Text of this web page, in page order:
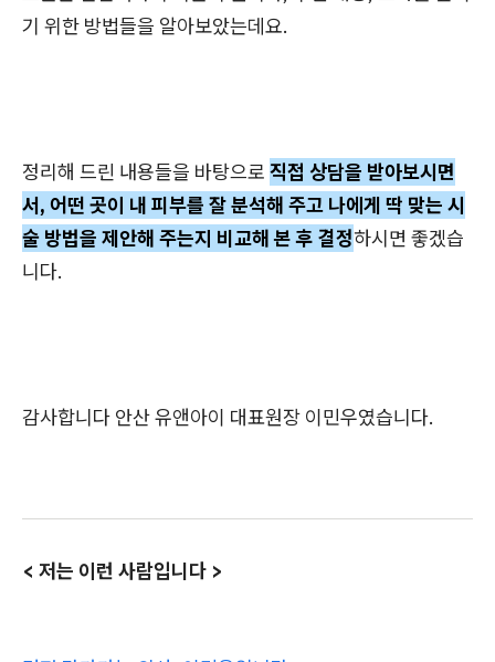
기 위한 방법들을 알아보았는데요.
정리해 드린 내용들을 바탕으로 직접 상담을 받아보시면
서, 어떤 곳이 내 피부를 잘 분석해 주고 나에게 딱 맞는 시
술 방법을 제안해 주는지 비교해 본 후 결정하시면 좋겠습
니다.
감사합니다 안산 유앤아이 대표원장 이민우였습니다.
< 저는 이런 사람입니다 >